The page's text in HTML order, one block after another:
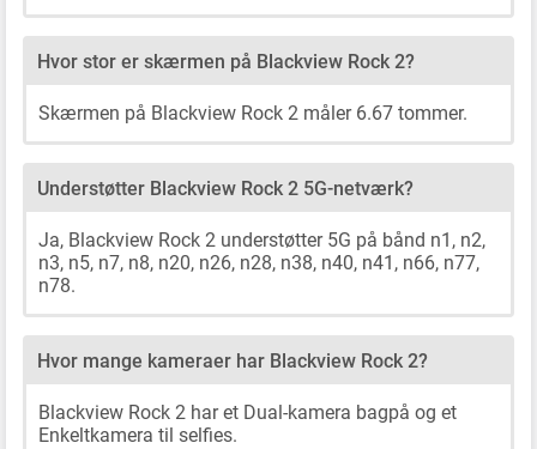
Hvor stor er skærmen på Blackview Rock 2?
Skærmen på Blackview Rock 2 måler 6.67 tommer.
Understøtter Blackview Rock 2 5G-netværk?
Ja, Blackview Rock 2 understøtter 5G på bånd n1, n2,
n3, n5, n7, n8, n20, n26, n28, n38, n40, n41, n66, n77,
n78.
Hvor mange kameraer har Blackview Rock 2?
Blackview Rock 2 har et Dual-kamera bagpå og et
Enkeltkamera til selfies.